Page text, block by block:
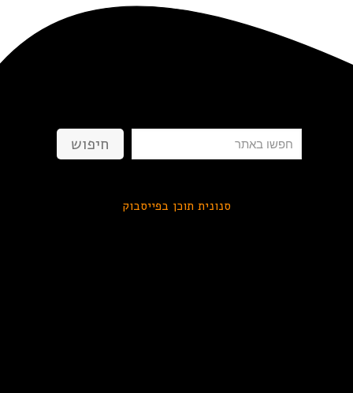
חיפוש חיפוש
סנונית תוכן בפייסבוק